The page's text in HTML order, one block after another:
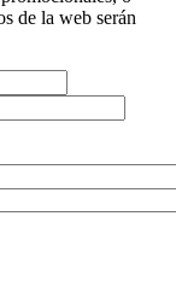
de la web serán